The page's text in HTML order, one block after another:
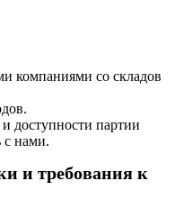
компаниями со складов
доступности партии
с нами.
и требования к